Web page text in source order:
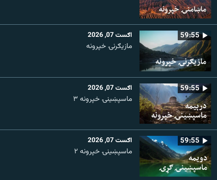
59:55 اګست 07, 2026
مازیګرنۍ خپرونه
59:55 اګست 07, 2026
ماسپښینۍ خپرونه ۳
59:55 اګست 07, 2026
ماسپښينۍ خپرونه ۲